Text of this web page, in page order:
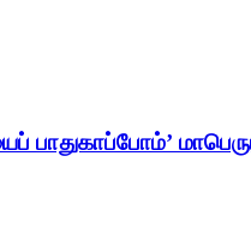
பாதுகாப்போம்’